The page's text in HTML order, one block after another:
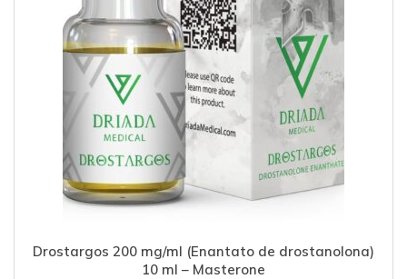
Drostargos 200 mg/ml (Enantato de drostanolona)
10 ml – Masterone